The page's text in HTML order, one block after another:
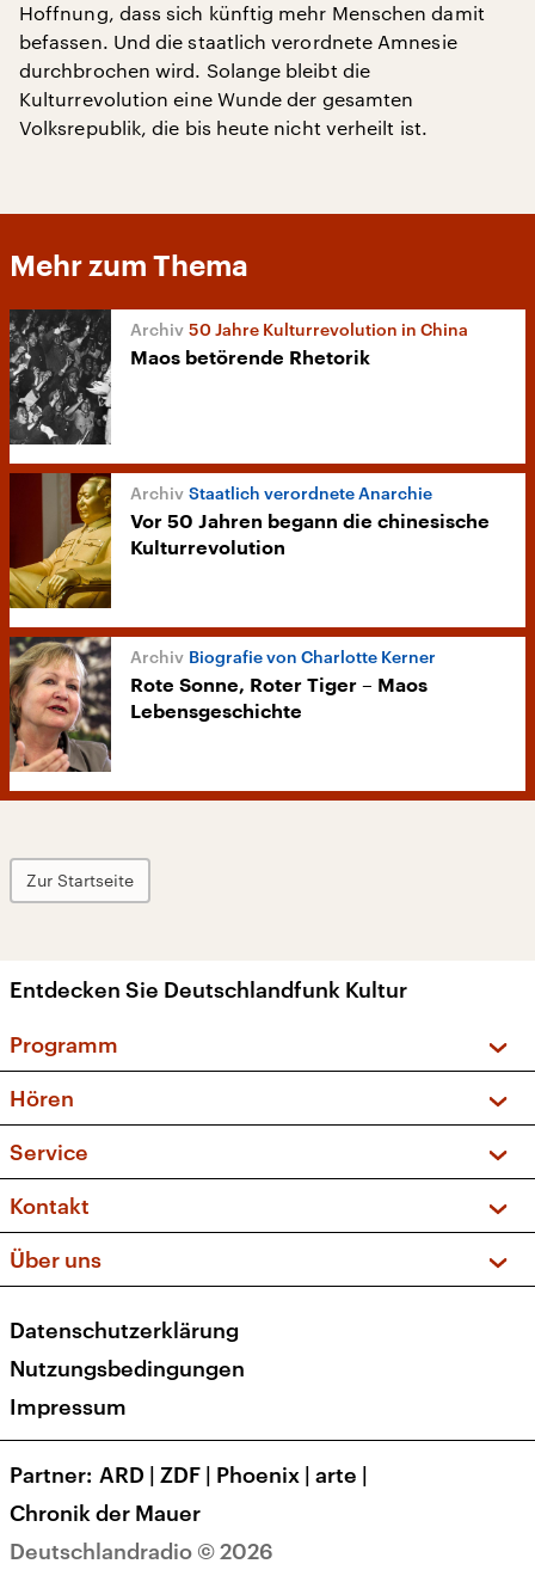
Hoffnung, dass sich künftig mehr Menschen damit
befassen. Und die staatlich verordnete Amnesie
durchbrochen wird. Solange bleibt die
Kulturrevolution eine Wunde der gesamten
Volksrepublik, die bis heute nicht verheilt ist.
Mehr zum Thema
50 Jahre Kulturrevolution in China
Maos betörende Rhetorik
Staatlich verordnete Anarchie
Vor 50 Jahren begann die chinesische
Kulturrevolution
Biografie von Charlotte Kerner
Rote Sonne, Roter Tiger – Maos
Lebensgeschichte
Zur Startseite
Entdecken Sie Deutschlandfunk Kultur
Programm
Sendungen und Podcasts
Musikliste
Kakadu – Das Kinderprogramm
Hören
Frequenzen (UKW + DAB+)
Service
FAQ
Apps
Newsletter
Veranstaltungen
Kontakt
Social Media
Über uns
Presse
Karriere
Transparenz
Deutschlandradio © 2026
Datenschutzerklärung
Nutzungsbedingungen
Impressum
Partner ARD | ZDF | Phoenix | arte |
Chronik der Mauer